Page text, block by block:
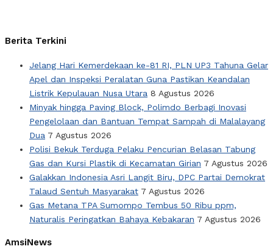
Berita Terkini
Jelang Hari Kemerdekaan ke-81 RI, PLN UP3 Tahuna Gelar
Apel dan Inspeksi Peralatan Guna Pastikan Keandalan
Listrik Kepulauan Nusa Utara 8 Agustus 2026
Minyak hingga Paving Block, Polimdo Berbagi Inovasi
Pengelolaan dan Bantuan Tempat Sampah di Malalayang
Dua 7 Agustus 2026
Polisi Bekuk Terduga Pelaku Pencurian Belasan Tabung
Gas dan Kursi Plastik di Kecamatan Girian 7 Agustus 2026
Galakkan Indonesia Asri Langit Biru, DPC Partai Demokrat
Talaud Sentuh Masyarakat 7 Agustus 2026
Gas Metana TPA Sumompo Tembus 50 Ribu ppm,
Naturalis Peringatkan Bahaya Kebakaran 7 Agustus 2026
AmsiNews